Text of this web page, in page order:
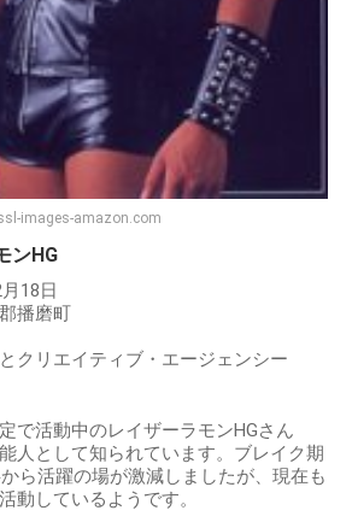
images-amazon.com
ンHG
18日
播磨町
クリエイティブ・エージェンシー
で活動中のレイザーラモンHGさん
人として知られています。ブレイク期
ら活躍の場が激減しましたが、現在も
動しているようです。